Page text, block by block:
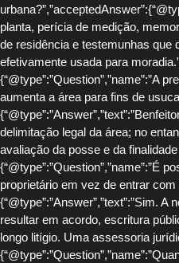
planta, perícia de medição,
de residência e testemunhas que
efetivamente usada para
{“@type”:”Question”,”name”:”A
aumenta a área para fins de
delimitação legal da área; no
avaliação da posse e da
{“@type”:”Question”,”name”:”É
proprietário em vez de entrar com
{“@type”:”Answer”,”text”:”Sim.
resultar em acordo, escritura
longo litígio. Uma assessoria